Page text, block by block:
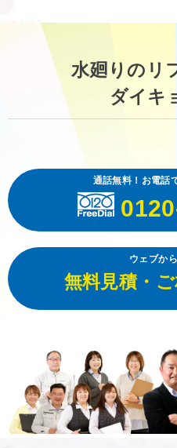
水廻りのリ
ダイキ
通話無料！お電話
ウェブか
無料見積・